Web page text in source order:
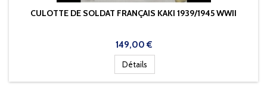
CULOTTE DE SOLDAT FRANÇAIS KAKI 1939/1945 WWII
Prix
149,00 €
Détails